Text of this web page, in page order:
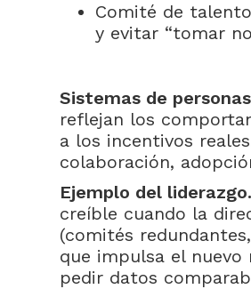
Comité de
y evitar “tomar
Sistemas de
reflejan los
a los incentivos
colaboración,
Ejemplo del liderazgo.
creíble cuando la
(comités
que impulsa el nuevo
pedir datos